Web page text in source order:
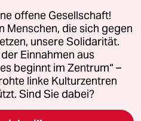
GmbH
Fragen oder für Genehmigungen
Kommune-Richtlinien
Impressum AGB
widerrufen (Ads)
offene Gesellschaft!
Menschen, die sich gegen
unsere Solidarität.
Einnahmen aus
beginnt im Zentrum“ –
linke Kulturzentren
Sind Sie dabei?